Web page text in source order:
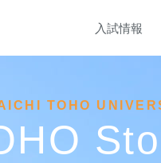
入試情報
TOHO